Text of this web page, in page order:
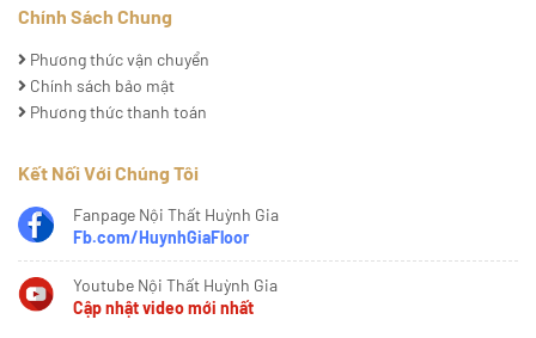
Chính Sách Chung
Phương thức vận chuyển
Chính sách bảo mật
Phương thức thanh toán
Kết Nối Với Chúng Tôi
Fanpage Nội Thất Huỳnh Gia
Fb.com/HuynhGiaFloor
Youtube Nội Thất Huỳnh Gia
Cập nhật video mới nhất